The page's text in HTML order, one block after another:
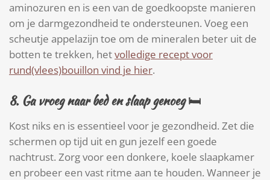
aminozuren en is een van de goedkoopste manieren
om je darmgezondheid te ondersteunen. Voeg een
scheutje appelazijn toe om de mineralen beter uit de
botten te trekken, hetvolledige recept voor
rund(vlees)bouillon vind je hier.
8. Ga vroeg naar bed en slaap genoeg🛏
Kost niks en is essentieel voor je gezondheid. Zet die
schermen op tijd uit en gun jezelf een goede
nachtrust. Zorg voor een donkere, koele slaapkamer
en probeer een vast ritme aan te houden. Wanneer je